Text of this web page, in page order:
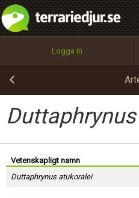
Logga in
Vetenskapligt namn
Duttaphrynus atukoralei
integritetspolicy
Namn:
Epost:
Användarnamn:
Lösenord:
Begär nytt lösenord